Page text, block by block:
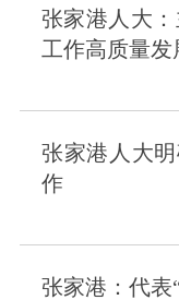
张家港人大
工作高质量发
张家港人大
作
张家港：代表